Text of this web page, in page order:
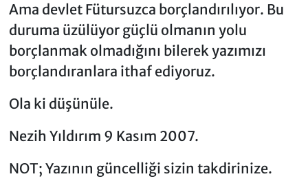
Ama devlet Fütursuzca borçlandırılıyor. Bu
duruma üzülüyor güçlü olmanın yolu
borçlanmak olmadığını bilerek yazımızı
borçlandıranlara ithaf ediyoruz.
Ola ki düşünüle.
Nezih Yıldırım 9 Kasım 2007.
NOT; Yazının güncelliği sizin takdirinize.